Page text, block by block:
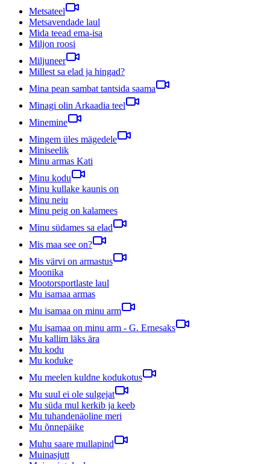
Metsateel
Metsavendade laul
Mida teead ema-isa
Miljon roosi
Miljuneer
Millest sa elad ja hingad?
Mina pean sambat tantsida saama
Minagi olin Arkaadia teel
Minemine
Mingem üles mägedele
Miniseelik
Minu armas Kati
Minu kodu
Minu kullake kaunis on
Minu neiu
Minu peig on kalamees
Minu südames sa elad
Mis maa see on?
Mis värvi on armastus
Moonika
Mootorsportlaste laul
Mu isamaa armas
Mu isamaa on minu arm
Mu isamaa on minu arm - G. Ernesaks
Mu kallim läks ära
Mu kodu
Mu koduke
Mu meelen kuldne kodukotus
Mu suul ei ole sulgejat
Mu süda mul kerkib ja keeb
Mu tuhandenäoline meri
Mu õnnepäike
Muhu saare mullapind
Muinasjutt